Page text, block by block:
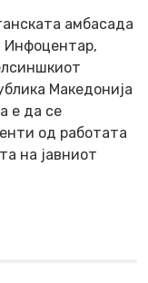
амбасада
Инфоцентар,
Македонија
е да се
од работата
на јавниот